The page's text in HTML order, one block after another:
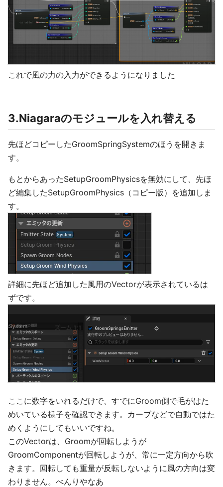
これで風の力の入力ができるようになりました
3.Niagaraのモジュールを入れ替える
先ほどコピーしたGroomSpringSystemのほうを開きま
す。
もとからあったSetupGroomPhysicsを無効にして、先ほ
ど編集したSetupGroomPhysics（コピー版）を追加しま
す。
詳細に先ほど追加した風用のVectorが表示されているは
ずです。
ここに数字をいれるだけで、すでにGroom側で毛がはた
めいている様子を確認できます。カーブなどで自動ではた
めくようにしてもいいですね。
このVectorは、Groomが回転しようが
GroomComponentが回転しようが、常に一定方向から吹
きます。回転しても重量が反転しないように風の方向は変
わりません。べんりやなあ